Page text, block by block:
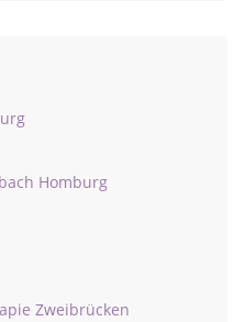
Homburg
Zweibrücken